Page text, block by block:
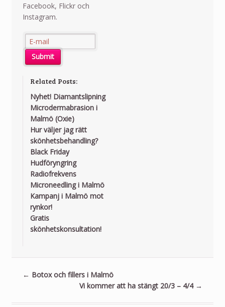
Facebook, Flickr och
Instagram.
Related Posts:
Nyhet! Diamantslipning
Microdermabrasion i
Malmö (Oxie)
Hur väljer jag rätt
skönhetsbehandling?
Black Friday
Hudföryngring
Radiofrekvens
Microneedling i Malmö
Kampanj i Malmö mot
rynkor!
Gratis
skönhetskonsultation!
← Botox och fillers i Malmö
Vi kommer att ha stängt 20/3 – 4/4 →